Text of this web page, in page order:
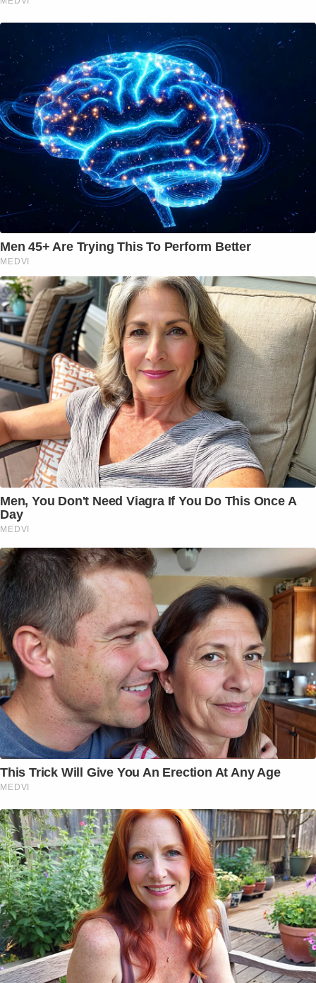
Men 45+ Are Trying This To Perform Better
MEDVI
Men, You Don't Need Viagra If You Do This Once A
Day
MEDVI
This Trick Will Give You An Erection At Any Age
MEDVI